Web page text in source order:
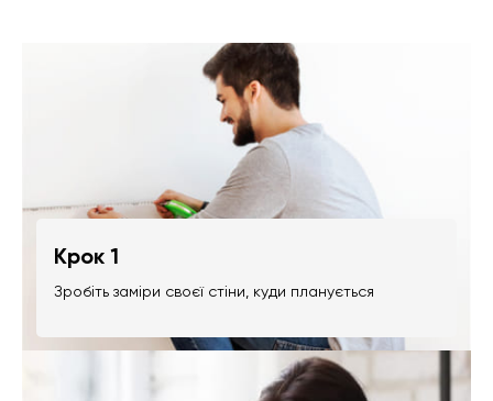
Крок 1
Зробіть заміри своєї стіни, куди планується